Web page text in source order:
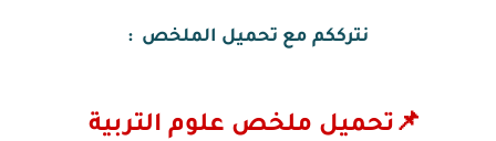
نترككم مع تحميل الملخص :
📌تحميل ملخص علوم التربية